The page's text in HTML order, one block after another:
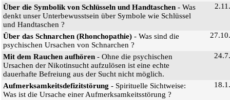
Über die Symbolik von Schlüsseln und Handtaschen - Was
denkt unser Unterbewusstsein über Symbole wie Schlüssel
und Handtaschen ?
Über das Schnarchen (Rhonchopathie) - Was sind die
psychischen Ursachen von Schnarchen ?
Mit dem Rauchen aufhören - Ohne die psychischen
Ursachen der Nikotinsucht aufzulösen ist eine echte
dauerhafte Befreiung aus der Sucht nicht möglich.
Aufmerksamkeitsdefizitstörung - Spirituelle Sichtweise:
Was ist die Ursache einer Aufmerksamkeitsstörung ?